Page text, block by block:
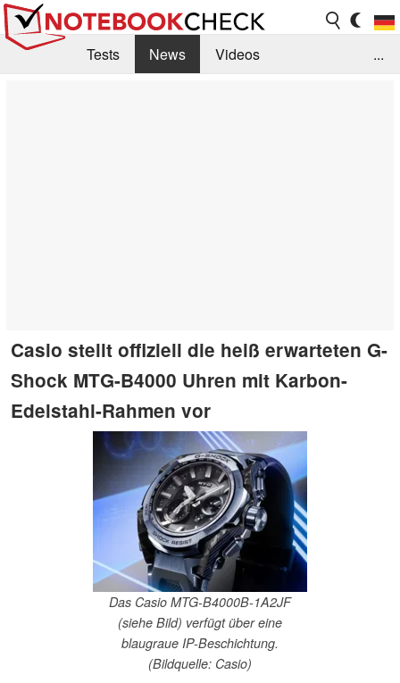
Tests News
Videos
...
Casio stellt offiziell die heiß erwarteten G-
Shock MTG-B4000 Uhren mit Karbon-
Edelstahl-Rahmen vor
Das Casio MTG-B4000B-1A2JF
(siehe Bild) verfügt über eine
blaugraue IP-Beschichtung.
(Bildquelle: Casio)